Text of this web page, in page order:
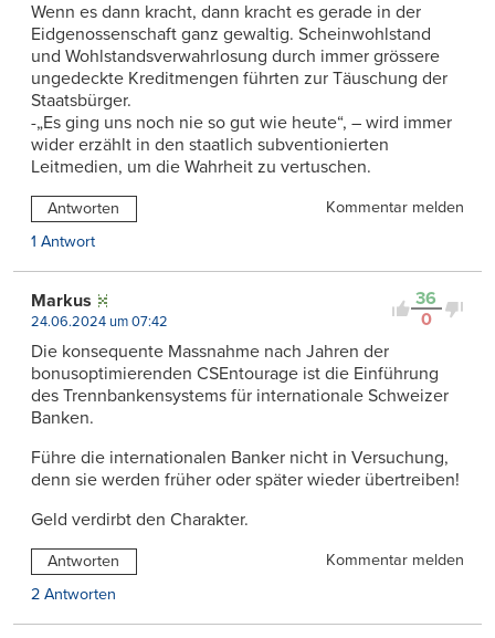
Wenn es dann kracht, dann kracht es gerade in der
Eidgenossenschaft ganz gewaltig. Scheinwohlstand
und Wohlstandsverwahrlosung durch immer grössere
ungedeckte Kreditmengen führten zur Täuschung der
Staatsbürger.
-„Es ging uns noch nie so gut wie heute“, – wird immer
wider erzählt in den staatlich subventionierten
Leitmedien, um die Wahrheit zu vertuschen.
Antworten
Kommentar melden
1 Antwort
36
0
Markus
24.06.2024 um 07:42
Die konsequente Massnahme nach Jahren der
bonusoptimierenden CSEntourage ist die Einführung
des Trennbankensystems für internationale Schweizer
Banken.
Führe die internationalen Banker nicht in Versuchung,
denn sie werden früher oder später wieder übertreiben!
Geld verdirbt den Charakter.
Antworten
Kommentar melden
2 Antworten